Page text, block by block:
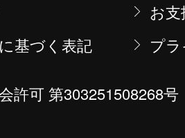
お
基づく表記
プ
許可 第303251508268号